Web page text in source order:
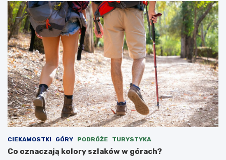
CIEKAWOSTKI GÓRY PODRÓŻE TURYSTYKA
Co oznaczają kolory szlaków w górach?